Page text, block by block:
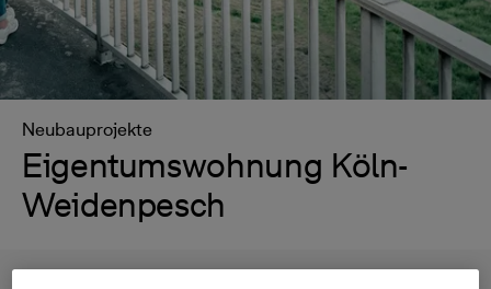
Neubauprojekte
Eigentumswohnung Köln-
Weidenpesch